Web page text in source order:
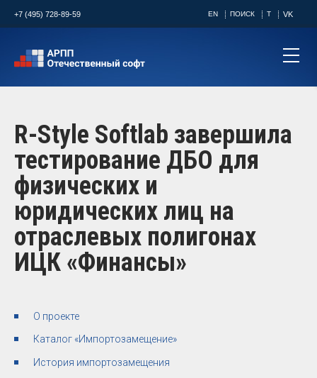
+7 (495) 728-89-59 EN ПОИСК T VK
R-Style Softlab завершила
тестирование ДБО для
физических и
юридических лиц на
отраслевых полигонах
ИЦК «Финансы»
О проекте
Каталог «Импортозамещение»
История импортозамещения